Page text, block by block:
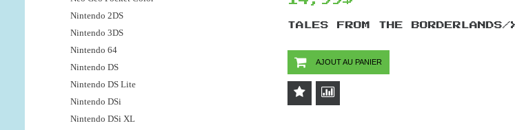
TALES FROM THE BORDERLANDS/
AJOUT AU PANIER
Nintendo 2DS
Nintendo 3DS
Nintendo 64
Nintendo DS
Nintendo DS Lite
Nintendo DSi
Nintendo DSi XL